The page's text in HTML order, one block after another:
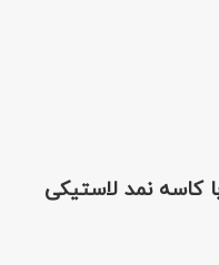
کاسه نمد لاستیکی